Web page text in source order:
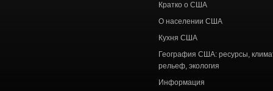
Кратко о США
О населении США
Кухня США
География США: ресурсы,
рельеф, экология
Информация